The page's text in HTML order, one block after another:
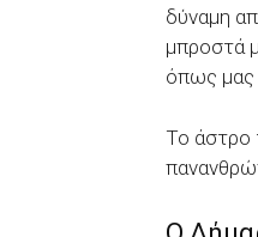
δύναμη
μπροστά
όπως μας
Το άστρο